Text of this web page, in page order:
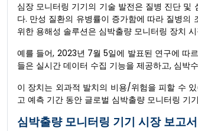
심장 모니터링 기기의 기술 발전은 질병 진단 및
다. 만성 질환의 유병률이 증가함에 따라 질병의
위한 용해성 솔루션은 심박출량 모니터링 장치
예를 들어, 2023년 7월 5일에 발표된 연구에 따
들은 실시간 데이터 수집 기능을 제공하고, 심박
이 장치는 외과적 발치의 비용/위험을 피할 수
고 예측 기간 동안 글로벌 심박출량 모니터링 기
심박출량 모니터링 기기 시장 보고